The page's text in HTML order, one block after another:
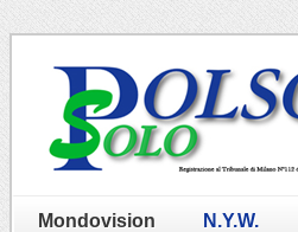
Mondovision N.Y.W.